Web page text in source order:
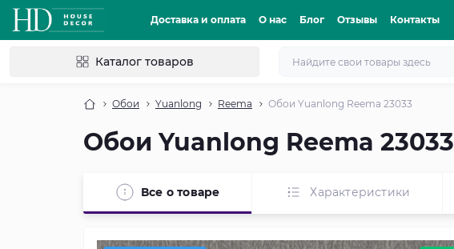
Доставка и оплата О нас Блог Отзывы Контакты
Каталог товаров
Обои Yuanlong Reema Обои Yuanlong Reema 23033
Обои Yuanlong Reema 23033
Все о товаре Характеристики